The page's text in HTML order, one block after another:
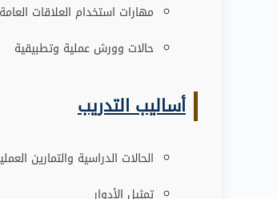
مهارات استخدام العلاقات
حالات وورش عملية وتطبيقية
أساليب التدريب
الحالات الدراسية والتمارين
تمثيل الأدوار